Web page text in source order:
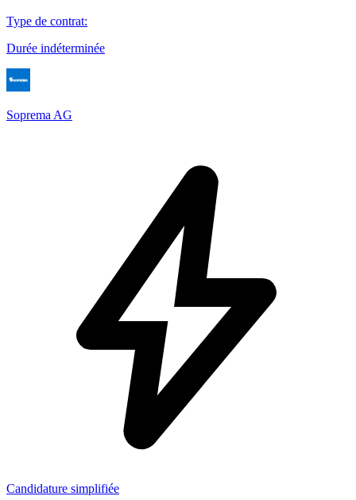
Type de contrat:
Durée indéterminée
Soprema AG
Candidature simplifiée